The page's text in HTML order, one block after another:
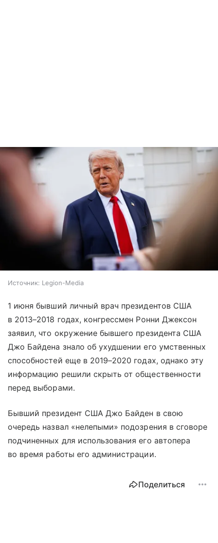
Источник: Legion-Media
1 июня бывший личный врач президентов США
в 2013–2018 годах, конгрессмен Ронни Джексон
заявил, что окружение бывшего президента США
Джо Байдена знало об ухудшении его умственных
способностей еще в 2019–2020 годах, однако эту
информацию решили скрыть от общественности
перед выборами.
Бывший президент США Джо Байден в свою
очередь назвал «нелепыми» подозрения в сговоре
подчиненных для использования его автопера
во время работы его администрации.
Поделиться